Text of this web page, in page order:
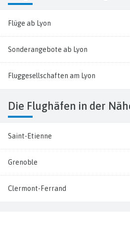
Flüge ab Lyon
Sonderangebote ab Lyon
Fluggesellschaften am Lyon
Die Flughäfen in der
Saint-Etienne
Grenoble
Clermont-Ferrand